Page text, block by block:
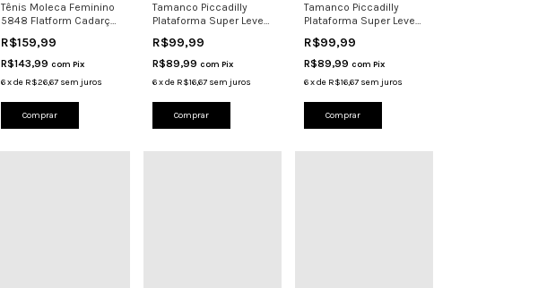
Tênis Moleca Feminino
5848 Flatform Cadarço
R$159,99
R$143,99 com Pix
6xde R$26,67 sem juros
Comprar
Tamanco Piccadilly
Plataforma Super Leve
R$99,99
R$89,99 com Pix
6xde R$16,67 sem juros
Comprar
Tamanco Piccadilly
Plataforma Super Leve
R$99,99
R$89,99 com Pix
6xde R$16,67 sem juros
Comprar